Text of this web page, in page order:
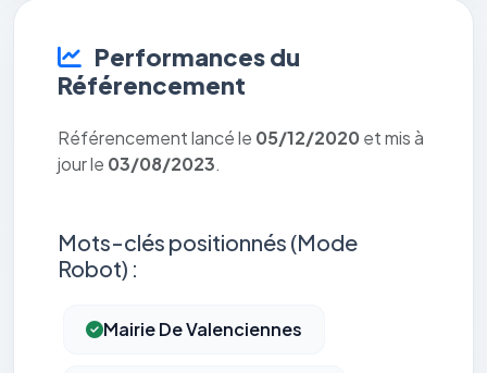
Performances du
Référencement
Référencement lancé le 05/12/2020 et mis à
jour le 03/08/2023.
Mots-clés positionnés (Mode
Robot) :
Mairie De Valenciennes